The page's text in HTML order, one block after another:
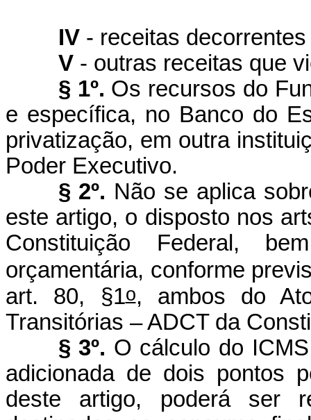
IV- receitas
V- outras receitas que
§ 1º. Os recursos do
e específica, no Banco do
privatização, em outra
Poder Executivo.
§ 2º. Não se aplica
este artigo, o disposto nos
Constituição Federal,
orçamentária, conforme
art. 80, §1o, ambos do
Transitórias – ADCT da
§ 3º. O cálculo do
adicionada de dois pontos
deste artigo, poderá ser